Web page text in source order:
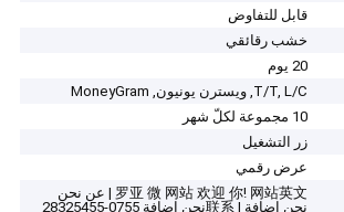
قابل للتفاوض
خشب رقائقي
20 يوم
T/T, L/C, ويسترن يونيون, MoneyGram
10 مجموعة لكلّ شهر
زر التشغيل
عرض رقمي
罗亚 微 网站 欢迎 你! 网站英文 | عن نحن
نحن إضافة | 联系نحن إضافة 0755-28325455